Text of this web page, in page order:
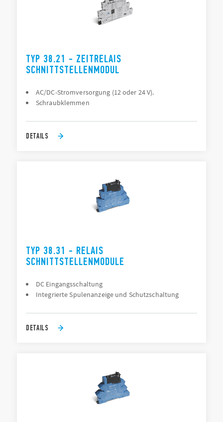
TYP 38.21 - ZEITRELAIS
SCHNITTSTELLENMODUL
AC/DC-Stromversorgung (12 oder 24 V).
Schraubklemmen
DETAILS
TYP 38.31 - RELAIS
SCHNITTSTELLENMODULE
DC Eingangsschaltung
Integrierte Spulenanzeige und Schutzschaltung
DETAILS